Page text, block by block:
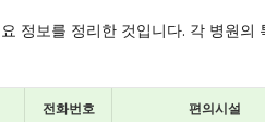
정보를 정리한 것입니다. 각 병원의
전화번호 편의시설